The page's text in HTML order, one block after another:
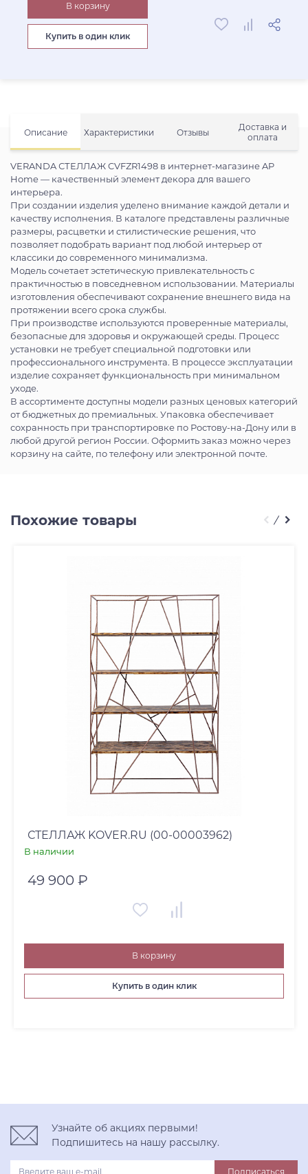
Описание Характеристики Отзывы
Доставка и
оплата
VERANDA СТЕЛЛАЖ CVFZR1498 в интернет-магазине AP
Home — качественный элемент декора для вашего
интерьера.
При создании изделия уделено внимание каждой детали и
качеству исполнения. В каталоге представлены различные
размеры, расцветки и стилистические решения, что
позволяет подобрать вариант под любой интерьер от
классики до современного минимализма.
Модель сочетает эстетическую привлекательность с
практичностью в повседневном использовании. Материалы
изготовления обеспечивают сохранение внешнего вида на
протяжении всего срока службы.
При производстве используются проверенные материалы,
безопасные для здоровья и окружающей среды. Процесс
установки не требует специальной подготовки или
профессионального инструмента. В процессе эксплуатации
изделие сохраняет функциональность при минимальном
уходе.
В ассортименте доступны модели разных ценовых категорий
от бюджетных до премиальных. Упаковка обеспечивает
сохранность при транспортировке по Ростову-на-Дону или в
любой другой регион России. Оформить заказ можно через
корзину на сайте, по телефону или электронной почте.
В корзину
Купить в один клик
Похожие товары
СТЕЛЛАЖ KOVER.RU (00-00003962)
В наличии
49 900 ₽
В корзину
Купить в один клик
Узнайте об акциях первыми!
Подпишитесь на нашу рассылку.
Подписаться